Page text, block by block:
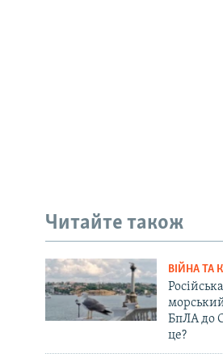
Читайте також
ВІЙНА ТА
БпЛА до
це?